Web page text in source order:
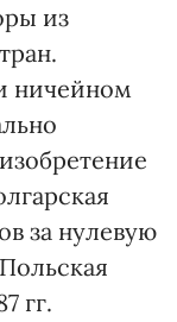
из
ничейном
за нулевую
гг.